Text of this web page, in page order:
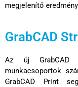
megjelenítő
GrabCAD
Az új GrabCAD
munkacsoportok
GrabCAD Print